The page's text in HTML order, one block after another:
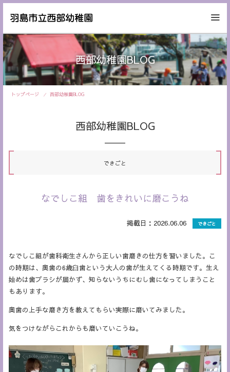
西部幼稚園BLOG
トップページ 西部幼稚園BLOG
西部幼稚園BLOG
できごと
なでしこ組 歯をきれいに磨こうね
掲載日：2026.06.06 できごと
なでしこ組が歯科衛生さんから正しい歯磨きの仕方を習いました。こ
の時期は、奥歯の6歳臼歯という大人の歯が生えてくる時期です。生え
始めは歯ブラシが届かず、知らないうちにむし歯になってしまうこと
もあります。
奥歯の上手な磨き方を教えてもらい実際に磨いてみました。
気をつけながらこれからも磨いていこうね。